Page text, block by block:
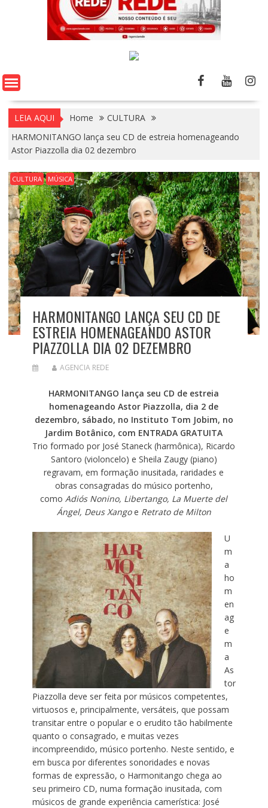
LEIA AQUI Home
CULTURA
HARMONITANGO lança seu CD de estreia homenageando
Astor Piazzolla dia 02 dezembro
CULTURA MÚSICA
HARMONITANGO LANÇA SEU CD DE
ESTREIA HOMENAGEANDO ASTOR
PIAZZOLLA DIA 02 DEZEMBRO
AGENCIA REDE
HARMONITANGO lança seu CD de estreia
homenageando Astor Piazzolla, dia 2 de
dezembro, sábado, no Instituto Tom Jobim, no
Jardim Botânico, com ENTRADA GRATUITA
Trio formado por José Staneck (harmônica), Ricardo
Santoro (violoncelo) e Sheila Zaugy (piano)
regravam, em formação inusitada, raridades e
obras consagradas do músico portenho,
comoAdiós Nonino, Libertango, La Muerte del
Ángel, Deus Xangoe Retrato de Milton
U
m
a
ho
m
en
ag
e
m
a
As
tor
Piazzolla deve ser feita por músicos competentes,
virtuosos e, principalmente, versáteis, que possam
transitar entre o popular e o erudito tão habilmente
quanto o consagrado, e muitas vezes
incompreendido, músico portenho. Neste sentido, e
em busca por diferentes sonoridades e novas
formas de expressão, o Harmonitango chega ao
seu primeiro CD, numa formação inusitada, com
músicos de grande experiência camerística: José